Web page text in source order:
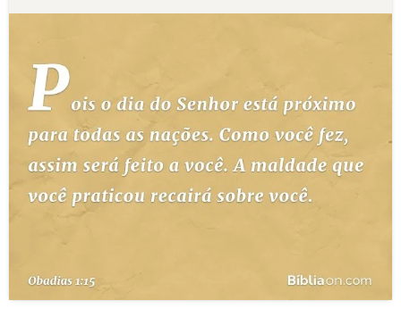
ESBOÇOS DE PREGAÇÃO
TEMAS
PERGUNTE À BÍBLIA
QUEM SOMOS